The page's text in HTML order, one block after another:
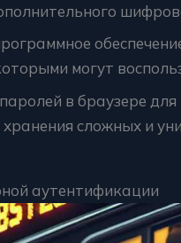
могут
в браузере
сложных и
аутентификации